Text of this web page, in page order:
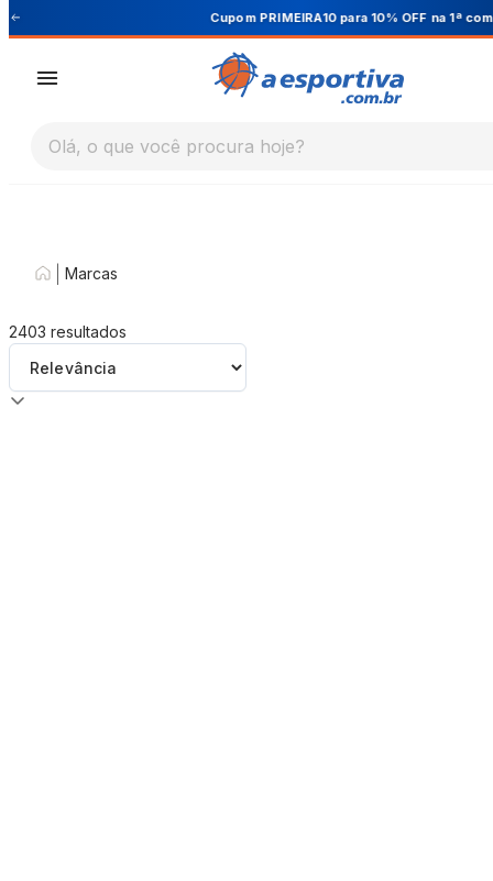
Cupom PRIMEIRA10 para 10% OFF na 1ª compra
Olá, o que você procura hoje?
Marcas
2403 resultados